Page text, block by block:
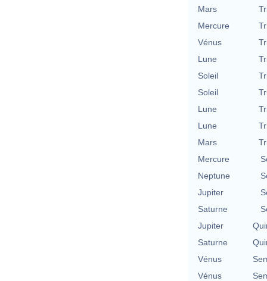
Mars
Mercure
Vénus
Lune
Soleil
Soleil
Lune
Lune
Mars
Mercure
Neptune
Jupiter
Saturne
Jupiter
Saturne
Vénus
Vénus